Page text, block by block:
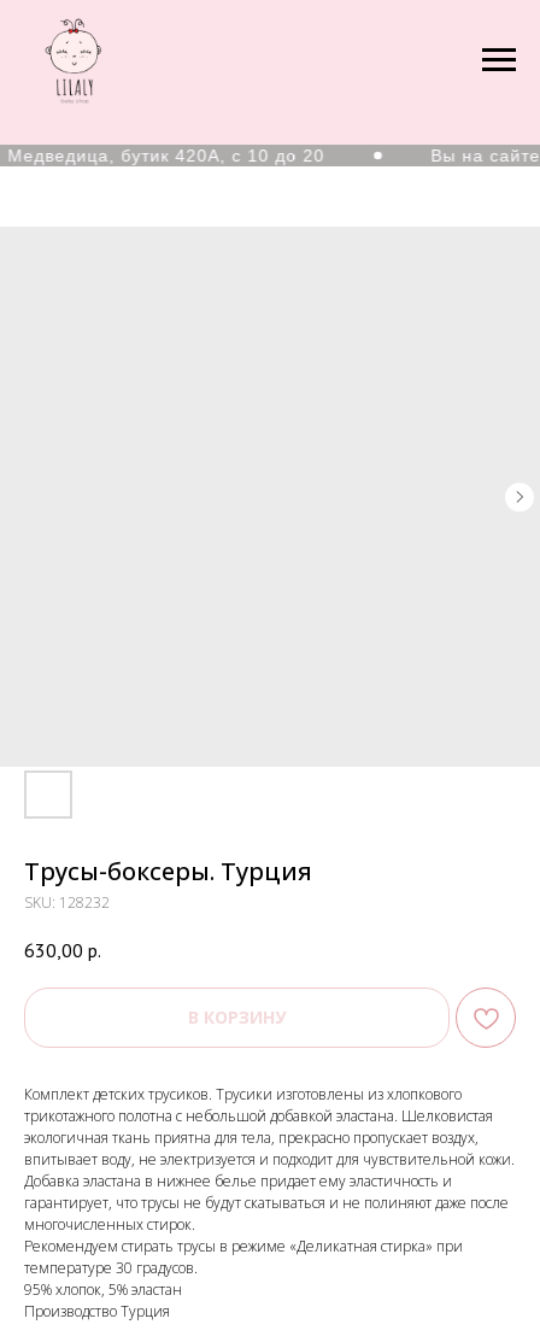
бутик 420А, с 10 до 20 Вы на сайте
Трусы-боксеры. Турция
SKU: 128232
630,00 р.
В КОРЗИНУ
Комплект детских трусиков. Трусики изготовлены из хлопкового
трикотажного полотна с небольшой добавкой эластана. Шелковистая
экологичная ткань приятна для тела, прекрасно пропускает воздух,
впитывает воду, не электризуется и подходит для чувствительной кожи.
Добавка эластана в нижнее белье придает ему эластичность и
гарантирует, что трусы не будут скатываться и не полиняют даже после
многочисленных стирок.
Рекомендуем стирать трусы в режиме «Деликатная стирка» при
температуре 30 градусов.
95% хлопок, 5% эластан
Производство Турция